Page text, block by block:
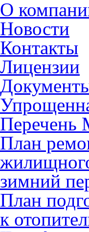
О
Новости
Контакты
Лицензии
План
зимний
План
к